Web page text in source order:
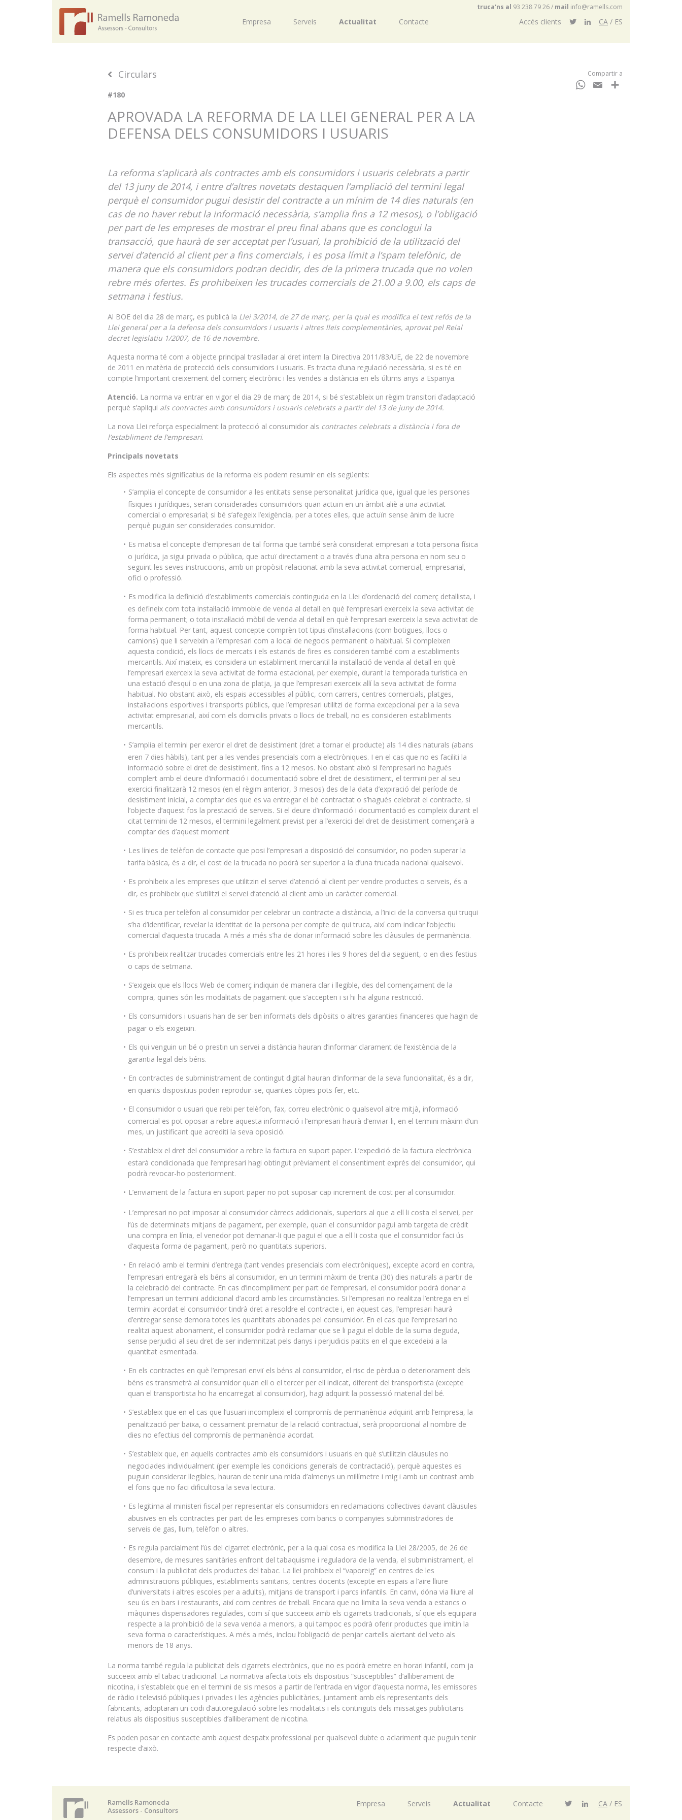
Empresa Serveis Actualitat Contacte Accés clients CA ES
truca'ns al 93 238 79 26/ mail info@ramells.com
Circulars
#180
APROVADA LA REFORMA DE LA LLEI GENERAL PER A LA
DEFENSA DELS CONSUMIDORS I USUARIS
La reforma s’aplicarà als contractes amb els consumidors i usuaris celebrats a partir
del 13 juny de 2014, i entre d’altres novetats destaquen l’ampliació del termini legal
perquè el consumidor pugui desistir del contracte a un mínim de 14 dies naturals (en
cas de no haver rebut la informació necessària, s’amplia fins a 12 mesos), o l’obligació
per part de les empreses de mostrar el preu final abans que es conclogui la
transacció, que haurà de ser acceptat per l’usuari, la prohibició de la utilització del
servei d’atenció al client per a fins comercials, i es posa límit a l’spam telefònic, de
manera que els consumidors podran decidir, des de la primera trucada que no volen
rebre més ofertes. Es prohibeixen les trucades comercials de 21.00 a 9.00, els caps de
setmana i festius.
Al BOE del dia 28 de març, es publicà la Llei 3/2014, de 27 de març, per la qual es modifica el text refós de la
Llei general per a la defensa dels consumidors i usuaris i altres lleis complementàries, aprovat pel Reial
decret legislatiu 1/2007, de 16 de novembre.
Aquesta norma té com a objecte principal traslladar al dret intern la Directiva 2011/83/UE, de 22 de novembre
de 2011 en matèria de protecció dels consumidors i usuaris. Es tracta d’una regulació necessària, si es té en
compte l’important creixement del comerç electrònic i les vendes a distància en els últims anys a Espanya.
Atenció. La norma va entrar en vigor el dia 29 de març de 2014, si bé s’estableix un règim transitori d’adaptació
perquè s’apliqui als contractes amb consumidors i usuaris celebrats a partir del 13 de juny de 2014.
La nova Llei reforça especialment la protecció al consumidor als contractes celebrats a distància i fora de
l’establiment de l’empresari.
Principals novetats
Els aspectes més significatius de la reforma els podem resumir en els següents:
S’amplia el concepte de consumidor a les entitats sense personalitat jurídica que, igual que les persones
físiques i jurídiques, seran considerades consumidors quan actuïn en un àmbit aliè a una activitat
comercial o empresarial; si bé s’afegeix l’exigència, per a totes elles, que actuïn sense ànim de lucre
perquè puguin ser considerades consumidor.
Es matisa el concepte d’empresari de tal forma que també serà considerat empresari a tota persona física
o jurídica, ja sigui privada o pública, que actuï directament o a través d’una altra persona en nom seu o
seguint les seves instruccions, amb un propòsit relacionat amb la seva activitat comercial, empresarial,
ofici o professió.
Es modifica la definició d’establiments comercials continguda en la Llei d’ordenació del comerç detallista, i
es defineix com tota instal·lació immoble de venda al detall en què l’empresari exerceix la seva activitat de
forma permanent; o tota instal·lació mòbil de venda al detall en què l’empresari exerceix la seva activitat de
forma habitual. Per tant, aquest concepte comprèn tot tipus d’instal·lacions (com botigues, llocs o
camions) que li serveixin a l’empresari com a local de negocis permanent o habitual. Si compleixen
aquesta condició, els llocs de mercats i els estands de fires es consideren també com a establiments
mercantils. Així mateix, es considera un establiment mercantil la instal·lació de venda al detall en què
l’empresari exerceix la seva activitat de forma estacional, per exemple, durant la temporada turística en
una estació d’esquí o en una zona de platja, ja que l’empresari exerceix allí la seva activitat de forma
habitual. No obstant això, els espais accessibles al públic, com carrers, centres comercials, platges,
instal·lacions esportives i transports públics, que l’empresari utilitzi de forma excepcional per a la seva
activitat empresarial, així com els domicilis privats o llocs de treball, no es consideren establiments
mercantils.
S’amplia el termini per exercir el dret de desistiment (dret a tornar el producte) als 14 dies naturals (abans
eren 7 dies hàbils), tant per a les vendes presencials com a electròniques. I en el cas que no es faciliti la
informació sobre el dret de desistiment, fins a 12 mesos. No obstant això si l’empresari no hagués
complert amb el deure d’informació i documentació sobre el dret de desistiment, el termini per al seu
exercici finalitzarà 12 mesos (en el règim anterior, 3 mesos) des de la data d’expiració del període de
desistiment inicial, a comptar des que es va entregar el bé contractat o s’hagués celebrat el contracte, si
l’objecte d’aquest fos la prestació de serveis. Si el deure d’informació i documentació es compleix durant el
citat termini de 12 mesos, el termini legalment previst per a l’exercici del dret de desistiment començarà a
comptar des d’aquest moment
Les línies de telèfon de contacte que posi l’empresari a disposició del consumidor, no poden superar la
tarifa bàsica, és a dir, el cost de la trucada no podrà ser superior a la d’una trucada nacional qualsevol.
Es prohibeix a les empreses que utilitzin el servei d’atenció al client per vendre productes o serveis, és a
dir, es prohibeix que s’utilitzi el servei d’atenció al client amb un caràcter comercial.
Si es truca per telèfon al consumidor per celebrar un contracte a distància, a l’inici de la conversa qui truqui
s’ha d’identificar, revelar la identitat de la persona per compte de qui truca, així com indicar l’objectiu
comercial d’aquesta trucada. A més a més s’ha de donar informació sobre les clàusules de permanència.
Es prohibeix realitzar trucades comercials entre les 21 hores i les 9 hores del dia següent, o en dies festius
o caps de setmana.
S’exigeix que els llocs Web de comerç indiquin de manera clar i llegible, des del començament de la
compra, quines són les modalitats de pagament que s’accepten i si hi ha alguna restricció.
Els consumidors i usuaris han de ser ben informats dels dipòsits o altres garanties financeres que hagin de
pagar o els exigeixin.
Els qui venguin un bé o prestin un servei a distància hauran d’informar clarament de l’existència de la
garantia legal dels béns.
En contractes de subministrament de contingut digital hauran d’informar de la seva funcionalitat, és a dir,
en quants dispositius poden reproduir-se, quantes còpies pots fer, etc.
El consumidor o usuari que rebi per telèfon, fax, correu electrònic o qualsevol altre mitjà, informació
comercial es pot oposar a rebre aquesta informació i l’empresari haurà d’enviar-li, en el termini màxim d’un
mes, un justificant que acrediti la seva oposició.
S’estableix el dret del consumidor a rebre la factura en suport paper. L’expedició de la factura electrònica
estarà condicionada que l’empresari hagi obtingut prèviament el consentiment exprés del consumidor, qui
podrà revocar-ho posteriorment.
L’enviament de la factura en suport paper no pot suposar cap increment de cost per al consumidor.
L’empresari no pot imposar al consumidor càrrecs addicionals, superiors al que a ell li costa el servei, per
l’ús de determinats mitjans de pagament, per exemple, quan el consumidor pagui amb targeta de crèdit
una compra en línia, el venedor pot demanar-li que pagui el que a ell li costa que el consumidor faci ús
d’aquesta forma de pagament, però no quantitats superiors.
En relació amb el termini d’entrega (tant vendes presencials com electròniques), excepte acord en contra,
l’empresari entregarà els béns al consumidor, en un termini màxim de trenta (30) dies naturals a partir de
la celebració del contracte. En cas d’incompliment per part de l’empresari, el consumidor podrà donar a
l’empresari un termini addicional d’acord amb les circumstàncies. Si l’empresari no realitza l’entrega en el
termini acordat el consumidor tindrà dret a resoldre el contracte i, en aquest cas, l’empresari haurà
d’entregar sense demora totes les quantitats abonades pel consumidor. En el cas que l’empresari no
realitzi aquest abonament, el consumidor podrà reclamar que se li pagui el doble de la suma deguda,
sense perjudici al seu dret de ser indemnitzat pels danys i perjudicis patits en el que excedeixi a la
quantitat esmentada.
En els contractes en què l’empresari enviï els béns al consumidor, el risc de pèrdua o deteriorament dels
béns es transmetrà al consumidor quan ell o el tercer per ell indicat, diferent del transportista (excepte
quan el transportista ho ha encarregat al consumidor), hagi adquirit la possessió material del bé.
S’estableix que en el cas que l’usuari incompleixi el compromís de permanència adquirit amb l’empresa, la
penalització per baixa, o cessament prematur de la relació contractual, serà proporcional al nombre de
dies no efectius del compromís de permanència acordat.
S’estableix que, en aquells contractes amb els consumidors i usuaris en què s’utilitzin clàusules no
negociades individualment (per exemple les condicions generals de contractació), perquè aquestes es
puguin considerar llegibles, hauran de tenir una mida d’almenys un mil·límetre i mig i amb un contrast amb
el fons que no faci dificultosa la seva lectura.
Es legitima al ministeri fiscal per representar els consumidors en reclamacions col·lectives davant clàusules
abusives en els contractes per part de les empreses com bancs o companyies subministradores de
serveis de gas, llum, telèfon o altres.
Es regula parcialment l’ús del cigarret electrònic, per a la qual cosa es modifica la Llei 28/2005, de 26 de
desembre, de mesures sanitàries enfront del tabaquisme i reguladora de la venda, el subministrament, el
consum i la publicitat dels productes del tabac. La llei prohibeix el “vaporeig” en centres de les
administracions públiques, establiments sanitaris, centres docents (excepte en espais a l’aire lliure
d’universitats i altres escoles per a adults), mitjans de transport i parcs infantils. En canvi, dóna via lliure al
seu ús en bars i restaurants, així com centres de treball. Encara que no limita la seva venda a estancs o
màquines dispensadores regulades, com sí que succeeix amb els cigarrets tradicionals, sí que els equipara
respecte a la prohibició de la seva venda a menors, a qui tampoc es podrà oferir productes que imitin la
seva forma o característiques. A més a més, inclou l’obligació de penjar cartells alertant del veto als
menors de 18 anys.
La norma també regula la publicitat dels cigarrets electrònics, que no es podrà emetre en horari infantil, com ja
succeeix amb el tabac tradicional. La normativa afecta tots els dispositius “susceptibles” d’alliberament de
nicotina, i s’estableix que en el termini de sis mesos a partir de l’entrada en vigor d’aquesta norma, les emissores
de ràdio i televisió públiques i privades i les agències publicitàries, juntament amb els representants dels
fabricants, adoptaran un codi d’autoregulació sobre les modalitats i els continguts dels missatges publicitaris
relatius als dispositius susceptibles d’alliberament de nicotina.
Es poden posar en contacte amb aquest despatx professional per qualsevol dubte o aclariment que puguin tenir
respecte d’això.
Compartir a
WhatsApp
Email
Ramells Ramoneda
Assessors - Consultors
Empresa Serveis Actualitat Contacte CA ES